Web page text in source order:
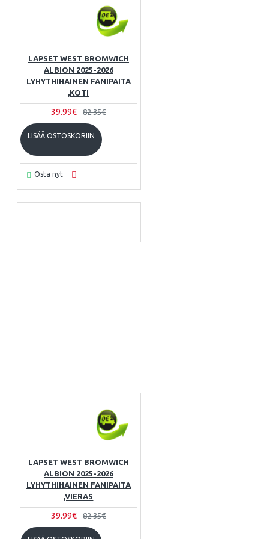
LAPSET WEST BROMWICH
ALBION 2025-2026
LYHYTHIHAINEN FANIPAITA
,KOTI
39.99€ 82.35€
LISÄÄ OSTOSKORIIN
Osta nyt
LAPSET WEST BROMWICH
ALBION 2025-2026
LYHYTHIHAINEN FANIPAITA
,VIERAS
39.99€ 82.35€